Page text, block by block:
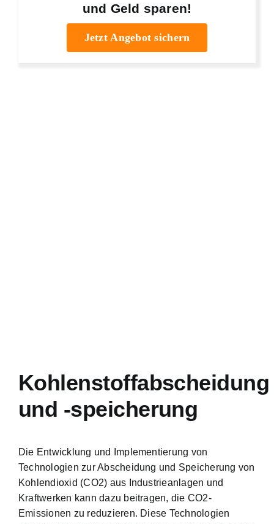
und Geld sparen!
Jetzt Angebot sichern
Kohlenstoffabscheidung
und -speicherung
Die Entwicklung und Implementierung von
Technologien zur Abscheidung und Speicherung von
Kohlendioxid (CO2) aus Industrieanlagen und
Kraftwerken kann dazu beitragen, die CO2-
Emissionen zu reduzieren. Diese Technologien